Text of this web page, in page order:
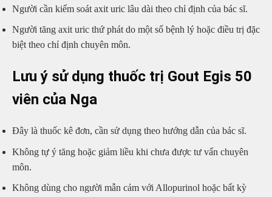
Người cần kiểm soát axit uric lâu dài theo chỉ định của bác sĩ.
Người tăng axit uric thứ phát do một số bệnh lý hoặc điều trị đặc
biệt theo chỉ định chuyên môn.
Lưu ý sử dụng thuốc trị Gout Egis 50
viên của Nga
Đây là thuốc kê đơn, cần sử dụng theo hướng dẫn của bác sĩ.
Không tự ý tăng hoặc giảm liều khi chưa được tư vấn chuyên
môn.
Không dùng cho người mẫn cảm với Allopurinol hoặc bất kỳ